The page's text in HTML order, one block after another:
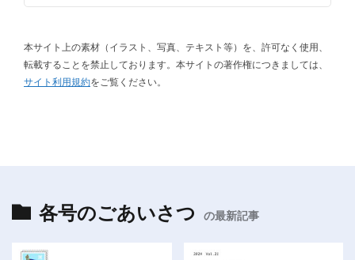
本サイト上の素材（イラスト、写真、テキスト等）を、許可なく使用、
転載することを禁止しております。本サイトの著作権につきましては、
サイト利用規約をご覧ください。
各号のごあいさつ の最新記事